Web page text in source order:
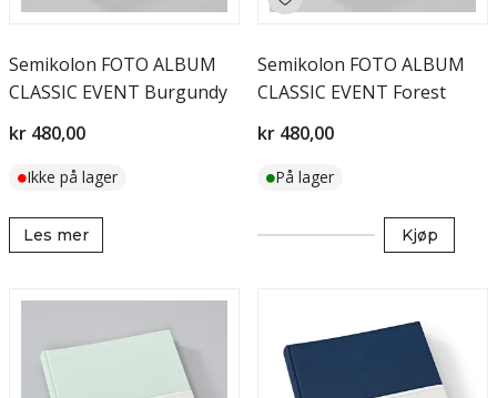
Semikolon FOTO ALBUM
CLASSIC EVENT Burgundy
kr 480,00
Ikke på lager
Les mer
Semikolon FOTO ALBUM
CLASSIC EVENT Forest
kr 480,00
På lager
Kjøp